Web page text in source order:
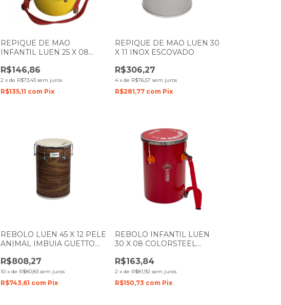
REPIQUE DE MAO
INFANTIL LUEN 25 X 08
PELE TRANSPARENTE
R$146,86
2 xde R$73,43 sem juros
R$135,11 com Pix
REPIQUE DE MAO LUEN 30
X 11 INOX ESCOVADO
R$306,27
4 x de R$76,57 sem juros
R$281,77 com Pix
REBOLO LUEN 45 X 12 PELE
ANIMAL IMBUIA GUETTO
R$808,27
10 xde R$80,83 sem juros
R$743,61 com Pix
REBOLO INFANTIL LUEN
30 X 08 COLORSTEEL
VERMELHA
R$163,84
2 x de R$81,92 sem juros
R$150,73 com Pix